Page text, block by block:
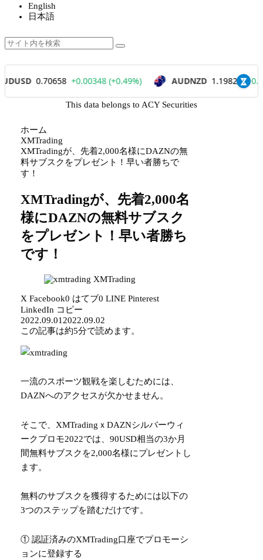
English
日本語
This data belongs to ACY Securities
ホーム
XMTrading
XMTradingが、先着2,000名様にDAZNの無
料サブスクをプレゼント！早い者勝ちで
す！
XMTradingが、先着2,000名
様にDAZNの無料サブスク
をプレゼント！早い者勝ち
です！
XMTrading
X Facebook0 はてブ0 LINE Pinterest
LinkedIn コピー
2022.09.01 2022.09.02
この記事は約5分で読めます。
一流のスポーツ観戦を楽しむためには、
DAZNへのアクセスが欠かせません。
そこで、XMTradingｘDAZNシルバーウィ
ークプロモ2022では、90USD相当の3か月
間無料サブスクを2,000名様にプレゼントし
ます。
無料のサブスクを獲得するためには以下の
3つのステップを踏むだけです。
① 認証済みのXMTrading口座でプロモーシ
ョンに登録する